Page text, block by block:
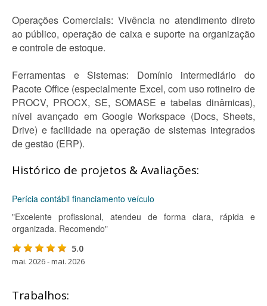
Operações Comerciais: Vivência no atendimento direto
ao público, operação de caixa e suporte na organização
e controle de estoque.
Ferramentas e Sistemas: Domínio intermediário do
Pacote Office (especialmente Excel, com uso rotineiro de
PROCV, PROCX, SE, SOMASE e tabelas dinâmicas),
nível avançado em Google Workspace (Docs, Sheets,
Drive) e facilidade na operação de sistemas integrados
de gestão (ERP).
Histórico de projetos & Avaliações:
Perícia contábil financiamento veículo
"Excelente profissional, atendeu de forma clara, rápida e
organizada. Recomendo"
5.0
mai. 2026 - mai. 2026
Trabalhos: